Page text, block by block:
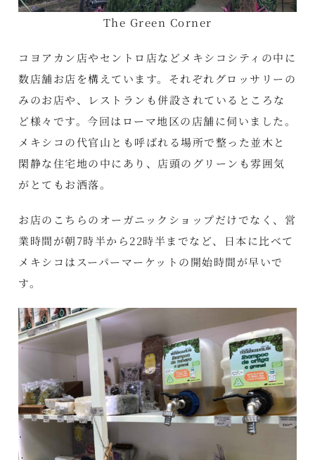
The Green Corner
コヨアカン店やセントロ店などメキシコシティの中に
数店舗お店を構えています。それぞれグロッサリーの
みのお店や、レストランも併設されているところな
ど様々です。今回はローマ地区の店舗に伺いました。
メキシコの代官山とも呼ばれる場所で整った並木と
閑静な住宅地の中にあり、店頭のグリーンも雰囲気
がとてもお洒落。
お店のこちらのオーガニックショップだけでなく、営
業時間が朝7時半から22時半までなど、日本に比べて
メキシコはスーパーマーケットの開始時間が早いで
す。